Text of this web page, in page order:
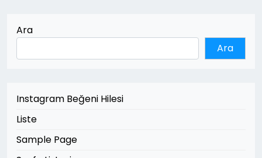
Ara
Ara
Instagram Beğeni Hilesi
Liste
Sample Page